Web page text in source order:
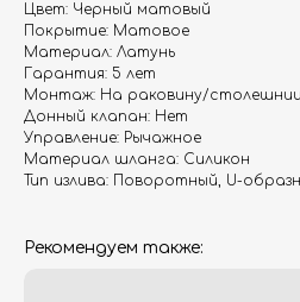
Цвет: Черный матовый
Покрытие: Матовое
Материал: Латунь
Гарантия: 5 лет
Монтаж: На раковину/
Донный клапан: Нет
Управление: Рычажное
Материал шланга: Силикон
Тип излива: Поворотный, U-
Рекомендуем также: